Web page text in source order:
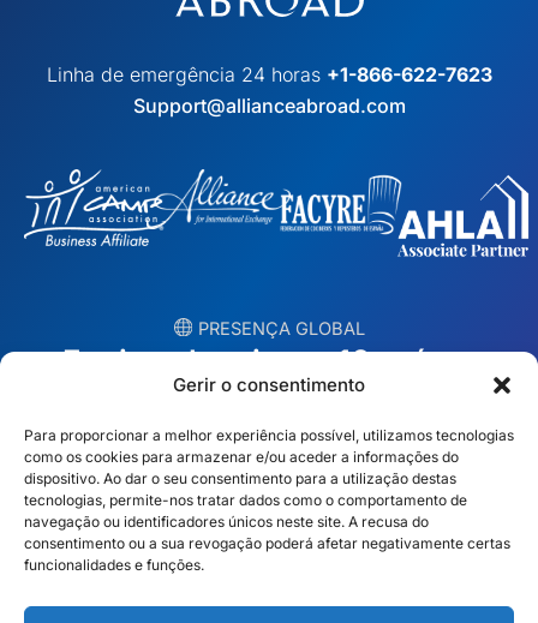
Gerir o consentimento
Para proporcionar a melhor experiência possível, utilizamos tecnologias
como os cookies para armazenar e/ou aceder a informações do
dispositivo. Ao dar o seu consentimento para a utilização destas
tecnologias, permite-nos tratar dados como o comportamento de
navegação ou identificadores únicos neste site. A recusa do
consentimento ou a sua revogação poderá afetar negativamente certas
funcionalidades e funções.
Linha de emergência 24 horas +1-866-622-7623
Support@allianceabroad.com
︎ PRESENÇA GLOBAL
Equipas locais em 10 países
EUA
Dubai
México
Espanha
Irlanda
Polónia
Austrália